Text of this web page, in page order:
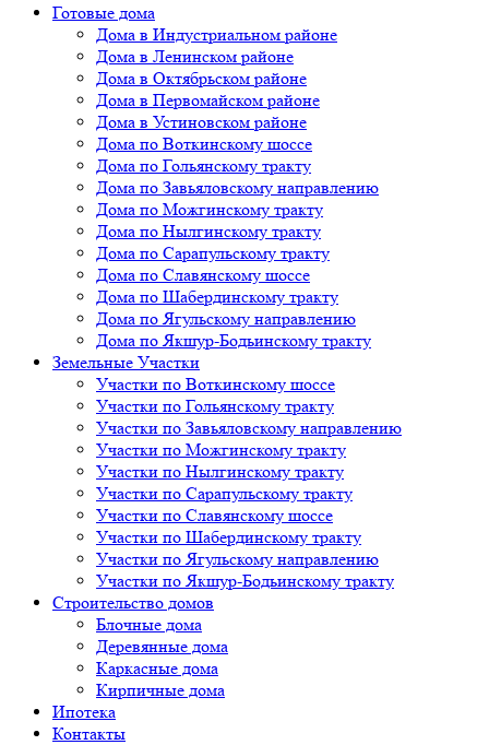
Готовые дома
Дома в Индустриальном районе
Дома в Ленинском районе
Дома в Октябрьском районе
Дома в Первомайском районе
Дома в Устиновском районе
Дома по Воткинскому шоссе
Дома по Гольянскому тракту
Дома по Завьяловскому направлению
Дома по Можгинскому тракту
Дома по Нылгинскому тракту
Дома по Сарапульскому тракту
Дома по Славянскому шоссе
Дома по Шабердинскому тракту
Дома по Ягульскому направлению
Дома по Якшур-Бодьинскому тракту
Земельные Участки
Участки по Воткинскому шоссе
Участки по Гольянскому тракту
Участки по Завьяловскому направлению
Участки по Можгинскому тракту
Участки по Нылгинскому тракту
Участки по Сарапульскому тракту
Участки по Славянскому шоссе
Участки по Шабердинскому тракту
Участки по Ягульскому направлению
Участки по Якшур-Бодьинскому тракту
Строительство домов
Блочные дома
Деревянные дома
Каркасные дома
Кирпичные дома
Ипотека
Контакты